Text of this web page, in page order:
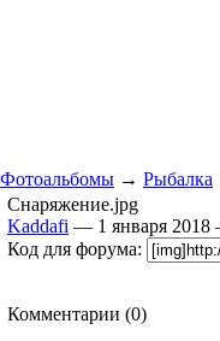
Фотоальбомы → Рыбалка
Снаряжение.jpg
Kaddafi — 1 января
Код для форума:
Комментарии (0)